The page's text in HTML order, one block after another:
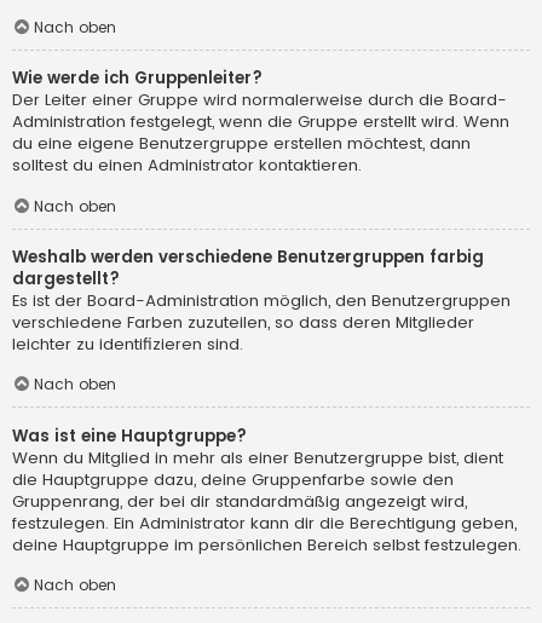
Nach oben
Wie werde ich Gruppenleiter?
Der Leiter einer Gruppe wird normalerweise durch die Board-
Administration festgelegt, wenn die Gruppe erstellt wird. Wenn
du eine eigene Benutzergruppe erstellen möchtest, dann
solltest du einen Administrator kontaktieren.
Nach oben
Weshalb werden verschiedene Benutzergruppen farbig
dargestellt?
Es ist der Board-Administration möglich, den Benutzergruppen
verschiedene Farben zuzuteilen, so dass deren Mitglieder
leichter zu identifizieren sind.
Nach oben
Was ist eine Hauptgruppe?
Wenn du Mitglied in mehr als einer Benutzergruppe bist, dient
die Hauptgruppe dazu, deine Gruppenfarbe sowie den
Gruppenrang, der bei dir standardmäßig angezeigt wird,
festzulegen. Ein Administrator kann dir die Berechtigung geben,
deine Hauptgruppe im persönlichen Bereich selbst festzulegen.
Nach oben